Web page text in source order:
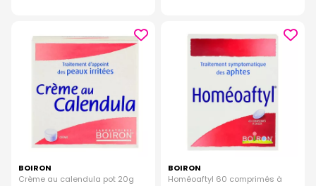
BOIRON
Crème au calendula pot 20g
BOIRON
Homéoaftyl 60 comprimés à